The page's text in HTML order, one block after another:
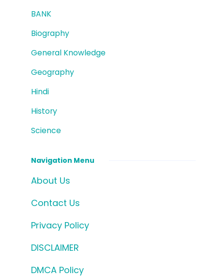
BANK
Biography
General Knowledge
Geography
Hindi
History
Science
Navigation Menu
About Us
Contact Us
Privacy Policy
DISCLAIMER
DMCA Policy